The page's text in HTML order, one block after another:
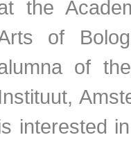
the
of
of
interested